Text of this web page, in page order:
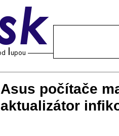
Asus počítače
aktualizátor